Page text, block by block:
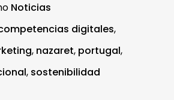
Noticias
digitales,
, nazaret, portugal,
, sostenibilidad